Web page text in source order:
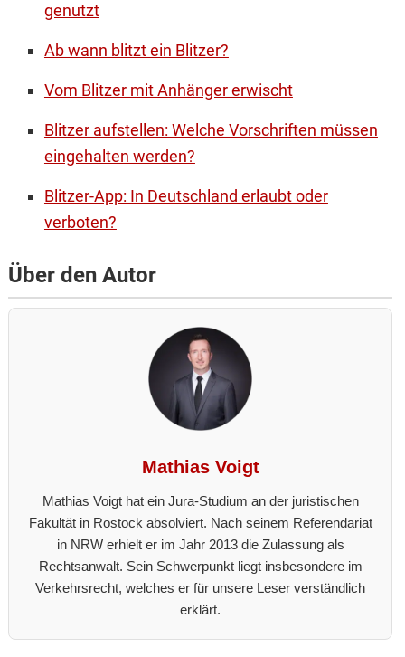
genutzt
Ab wann blitzt ein Blitzer?
Vom Blitzer mit Anhänger erwischt
Blitzer aufstellen: Welche Vorschriften müssen
eingehalten werden?
Blitzer-App: In Deutschland erlaubt oder
verboten?
Über den Autor
Mathias Voigt
Mathias Voigt hat ein Jura-Studium an der juristischen
Fakultät in Rostock absolviert. Nach seinem Referendariat
in NRW erhielt er im Jahr 2013 die Zulassung als
Rechtsanwalt. Sein Schwerpunkt liegt insbesondere im
Verkehrsrecht, welches er für unsere Leser verständlich
erklärt.